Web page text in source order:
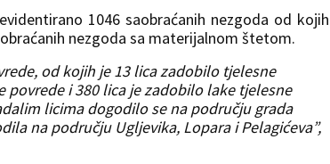
1046 saobraćanih nezgoda od kojih
nezgoda sa materijalnom štetom.
od kojih je 13 lica zadobilo tjelesne
i 380 lica je zadobilo lake tjelesne
licima dogodilo se na području grada
na području Ugljevika, Lopara i Pelagićeva”,